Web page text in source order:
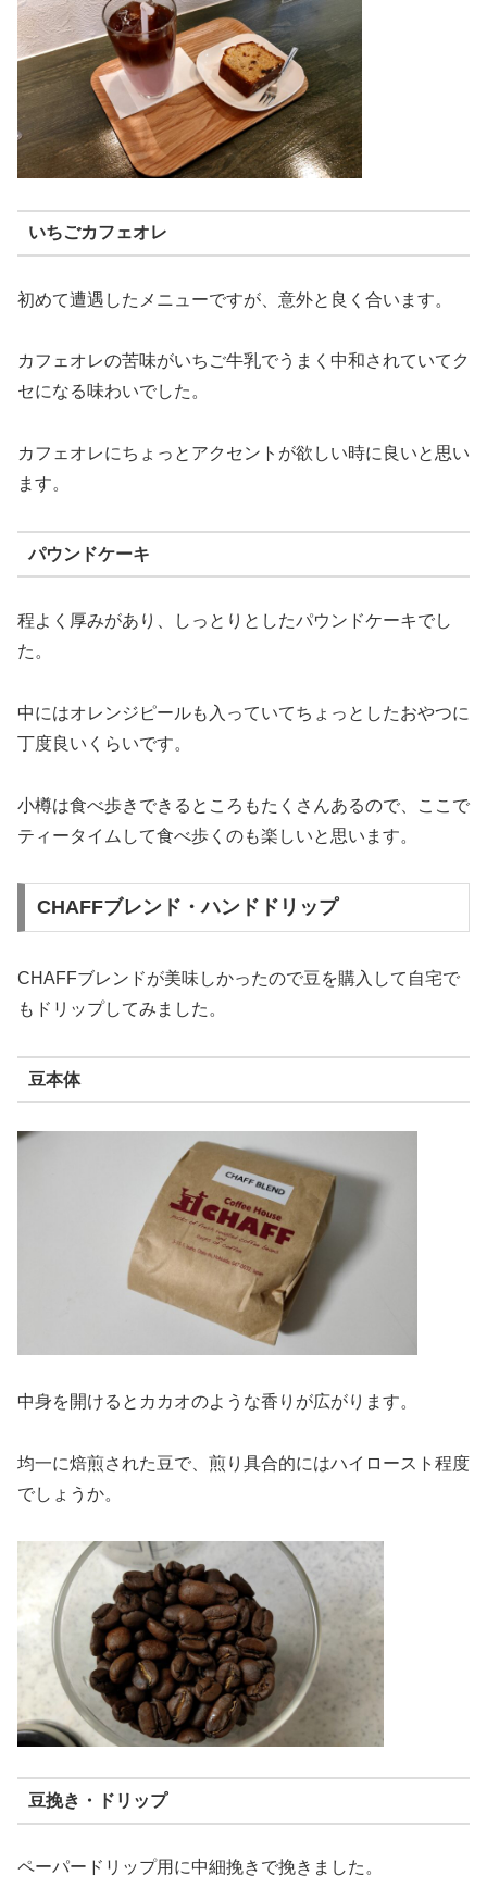
いちごカフェオレ
初めて遭遇したメニューですが、意外と良く合います。
カフェオレの苦味がいちご牛乳でうまく中和されていてク
セになる味わいでした。
カフェオレにちょっとアクセントが欲しい時に良いと思い
ます。
パウンドケーキ
程よく厚みがあり、しっとりとしたパウンドケーキでし
た。
中にはオレンジピールも入っていてちょっとしたおやつに
丁度良いくらいです。
小樽は食べ歩きできるところもたくさんあるので、ここで
ティータイムして食べ歩くのも楽しいと思います。
CHAFFブレンド・ハンドドリップ
CHAFFブレンドが美味しかったので豆を購入して自宅で
もドリップしてみました。
豆本体
中身を開けるとカカオのような香りが広がります。
均一に焙煎された豆で、煎り具合的にはハイロースト程度
でしょうか。
豆挽き・ドリップ
ペーパードリップ用に中細挽きで挽きました。